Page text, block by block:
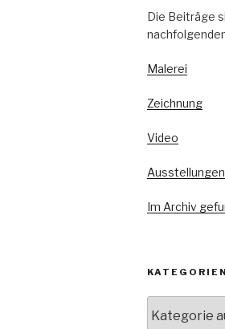
Die Beiträge
Malerei
Zeichnung
Video
Ausstellungen
Im Archiv
KATEGORIEN